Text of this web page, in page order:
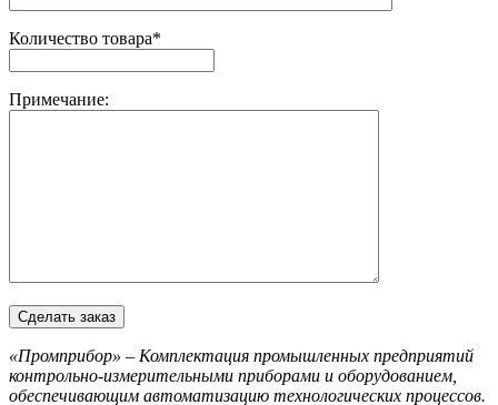
Количество товара*
Примечание:
«Промприбор» – Комплектация промышленных предприятий
контрольно-измерительными приборами и оборудованием,
обеспечивающим автоматизацию технологических процессов.